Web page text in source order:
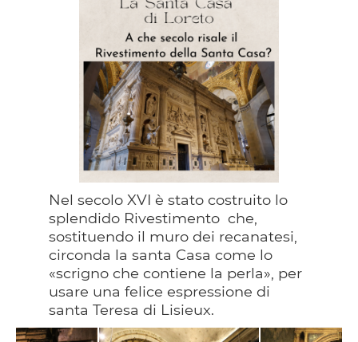
Nel secolo XVI è stato costruito lo
splendido Rivestimento che,
sostituendo il muro dei recanatesi,
circonda la santa Casa come lo
«scrigno che contiene la perla», per
usare una felice espressione di
santa Teresa di Lisieux.